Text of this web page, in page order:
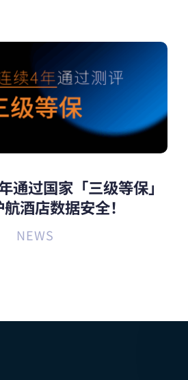
通过国家「三级等保」
酒店数据安全！
NEWS